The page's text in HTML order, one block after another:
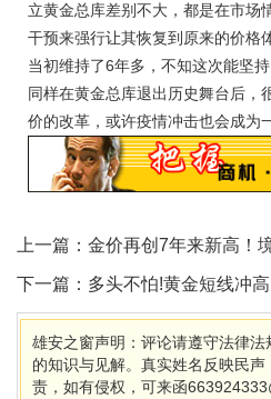
立黄金总库差别不大，都是在市场
干预来强行让其恢复到原来的价格
当初维持了6年多，不知这次能坚持
同样在黄金总库退出历史舞台后，
价的改革，或许疫情冲击也会成为
上一篇： 金价再创7年来新高！
下一篇： 多头不怕!黄金短线冲
期
雄安之窗声明：评论请遵守法律
的知识与见解。真实姓名反映民
责，如有侵权，可来函